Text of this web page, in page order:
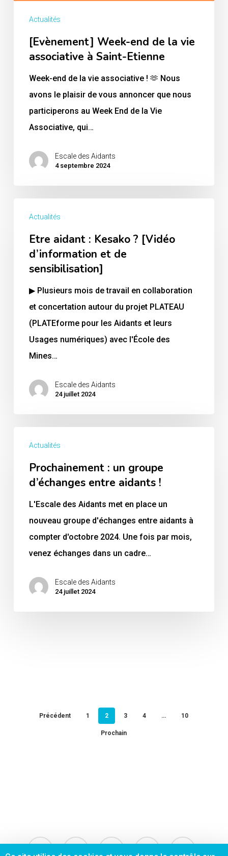
Actualités
[Evènement] Week-end de la vie
associative à Saint-Etienne
Week-end de la vie associative ! 🫶 Nous
avons le plaisir de vous annoncer que nous
participerons au Week End de la Vie
Associative, qui…
Escale des Aidants
4 septembre 2024
aidant
Kesako
[Vidéo
d’information
sensibilisation]
Actualités
Etre aidant : Kesako ? [Vidéo
d’information et de
sensibilisation]
▶ Plusieurs mois de travail en collaboration
et concertation autour du projet PLATEAU
(PLATEforme pour les Aidants et leurs
Usages numériques) avec l'École des
Mines…
Escale des Aidants
24 juillet 2024
groupe
d’échanges
Actualités
Prochainement : un groupe
d’échanges entre aidants !
L'Escale des Aidants met en place un
nouveau groupe d'échanges entre aidants à
compter d'octobre 2024. Une fois par mois,
venez échanges dans un cadre…
Escale des Aidants
24 juillet 2024
Précédent 1 2 3 4 … 10
Prochain
facebook linkedin instagram phone email